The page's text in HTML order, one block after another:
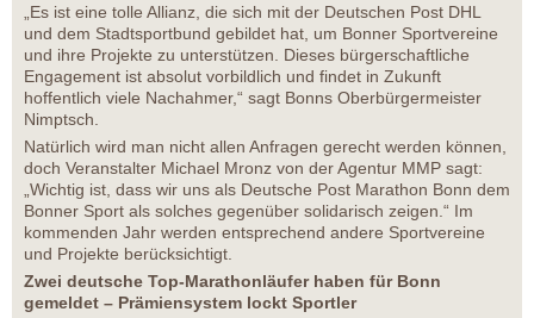
„Es ist eine tolle Allianz, die sich mit der Deutschen Post DHL
und dem Stadtsportbund gebildet hat, um Bonner Sportvereine
und ihre Projekte zu unterstützen. Dieses bürgerschaftliche
Engagement ist absolut vorbildlich und findet in Zukunft
hoffentlich viele Nachahmer,“ sagt Bonns Oberbürgermeister
Nimptsch.
Natürlich wird man nicht allen Anfragen gerecht werden können,
doch Veranstalter Michael Mronz von der Agentur MMP sagt:
„Wichtig ist, dass wir uns als Deutsche Post Marathon Bonn dem
Bonner Sport als solches gegenüber solidarisch zeigen.“ Im
kommenden Jahr werden entsprechend andere Sportvereine
und Projekte berücksichtigt.
Zwei deutsche Top-Marathonläufer haben für Bonn
gemeldet – Prämiensystem lockt Sportler